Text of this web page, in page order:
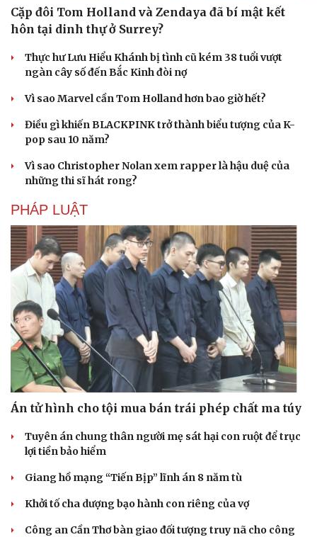
Văn hóa
Sân khấu - Điện ảnh
Văn học
Âm nhạc
Di sản
Nghệ sĩ
Thời trang
Sao Việt
Cặp đôi Tom Holland và Zendaya đã bí mật kết
hôn tại dinh thự ở Surrey?
Thực hư Lưu Hiểu Khánh bị tình cũ kém 38 tuổi vượt
ngàn cây số đến Bắc Kinh đòi nợ
Vì sao Marvel cần Tom Holland hơn bao giờ hết?
Điều gì khiến BLACKPINK trở thành biểu tượng của K-
pop sau 10 năm?
Vì sao Christopher Nolan xem rapper là hậu duệ của
những thi sĩ hát rong?
PHÁP LUẬT
Án tử hình cho tội mua bán trái phép chất ma túy
Tuyên án chung thân người mẹ sát hại con ruột để trục
lợi tiền bảo hiểm
Giang hồ mạng “Tiến Bịp” lĩnh án 8 năm tù
Khởi tố cha dượng bạo hành con riêng của vợ
Công an Cần Thơ bàn giao đối tượng truy nã cho công